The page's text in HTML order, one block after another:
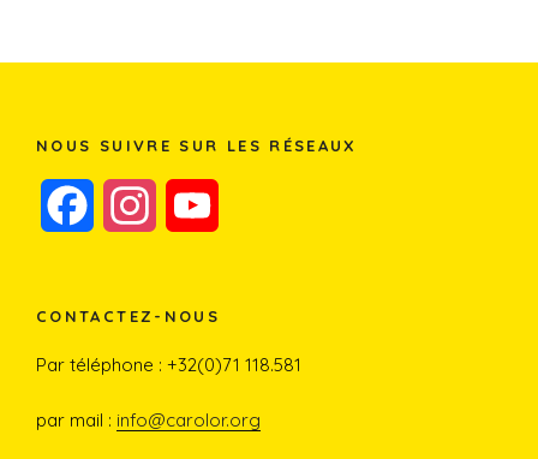
NOUS SUIVRE SUR LES RÉSEAUX
c
e
b
s
t
a
T
u
CONTACTEZ-NOUS
Par téléphone : +32(0)71 118.581
par mail : info@carolor.org